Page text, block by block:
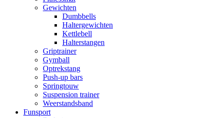
Gewichten
Dumbbells
Haltergewichten
Kettlebell
Halterstangen
Griptrainer
Gymball
Optrekstang
Push-up bars
Springtouw
Suspension trainer
Weerstandsband
Funsport